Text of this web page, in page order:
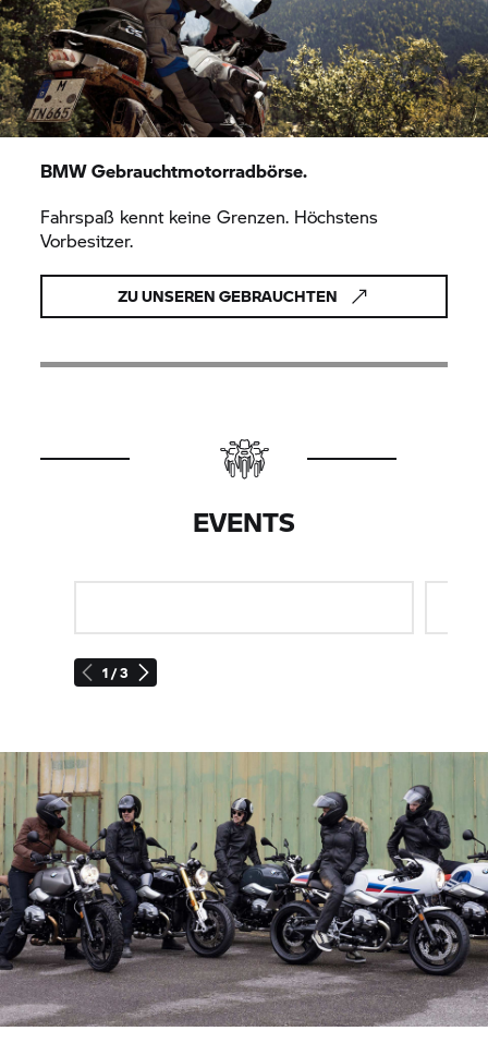
BMW Gebrauchtmotorradbörse.
Fahrspaß kennt keine Grenzen. Höchstens
Vorbesitzer.
ZU UNSEREN GEBRAUCHTEN
EVENTS
1 / 3